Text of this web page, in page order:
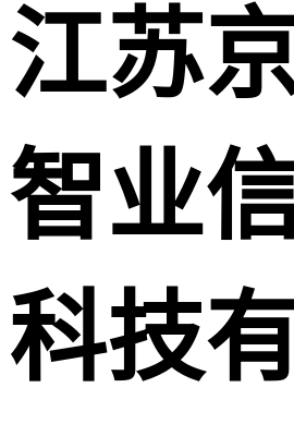
江苏
智业
科技